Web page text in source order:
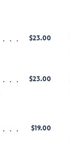
$23.00
$23.00
$19.00